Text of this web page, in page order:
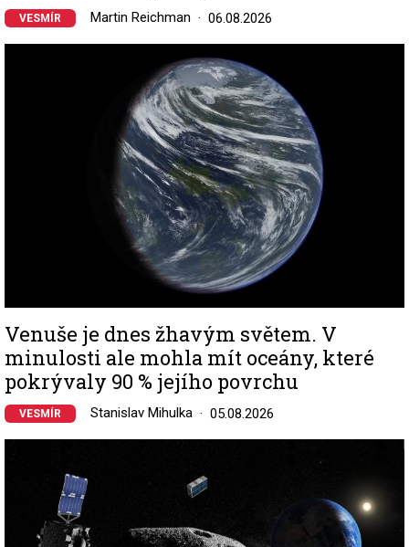
VESMÍR Martin Reichman 06.08.2026
Venuše je dnes žhavým světem. V
minulosti ale mohla mít oceány, které
pokrývaly 90 % jejího povrchu
VESMÍR Stanislav Mihulka 05.08.2026